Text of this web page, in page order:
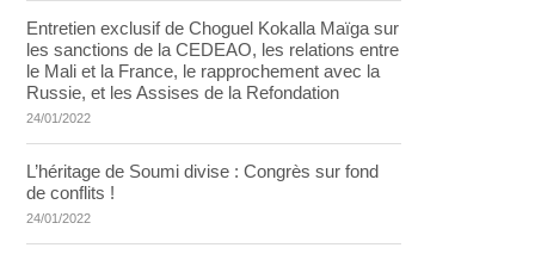
Entretien exclusif de Choguel Kokalla Maïga sur
les sanctions de la CEDEAO, les relations entre
le Mali et la France, le rapprochement avec la
Russie, et les Assises de la Refondation
24/01/2022
L’héritage de Soumi divise : Congrès sur fond
de conflits !
24/01/2022